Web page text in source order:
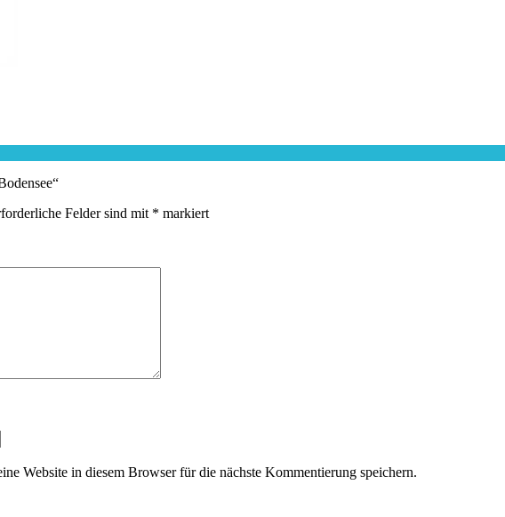
Felder sind mit * markiert
Website in diesem Browser für die nächste Kommentierung speichern.